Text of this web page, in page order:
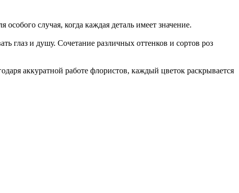
случая, когда каждая деталь имеет значение.
глаз и душу. Сочетание различных оттенков и сортов роз
аккуратной работе флористов, каждый цветок раскрывается